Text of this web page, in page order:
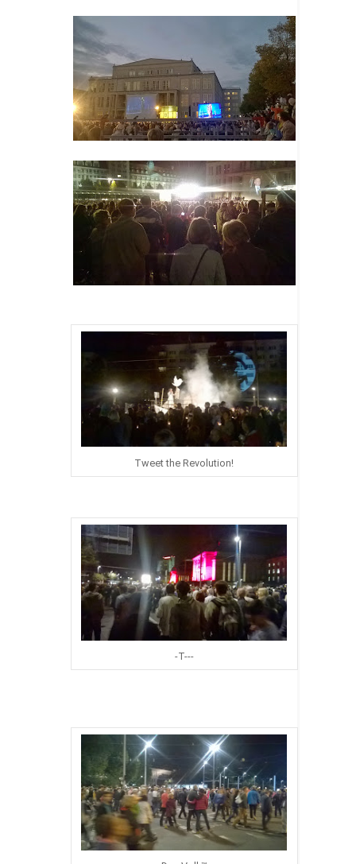
Tweet the Revolution!
-T---